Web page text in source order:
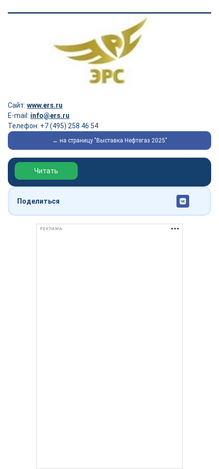
Сайт: www.ers.ru
E-mail: info@ers.ru
Телефон: +7 (495) 258 46 54
← на страницу "Выставка Нефтегаз 2025"
Обзор выставки Нефтегаз-2026
Читать
Поделиться
РЕКЛАМА